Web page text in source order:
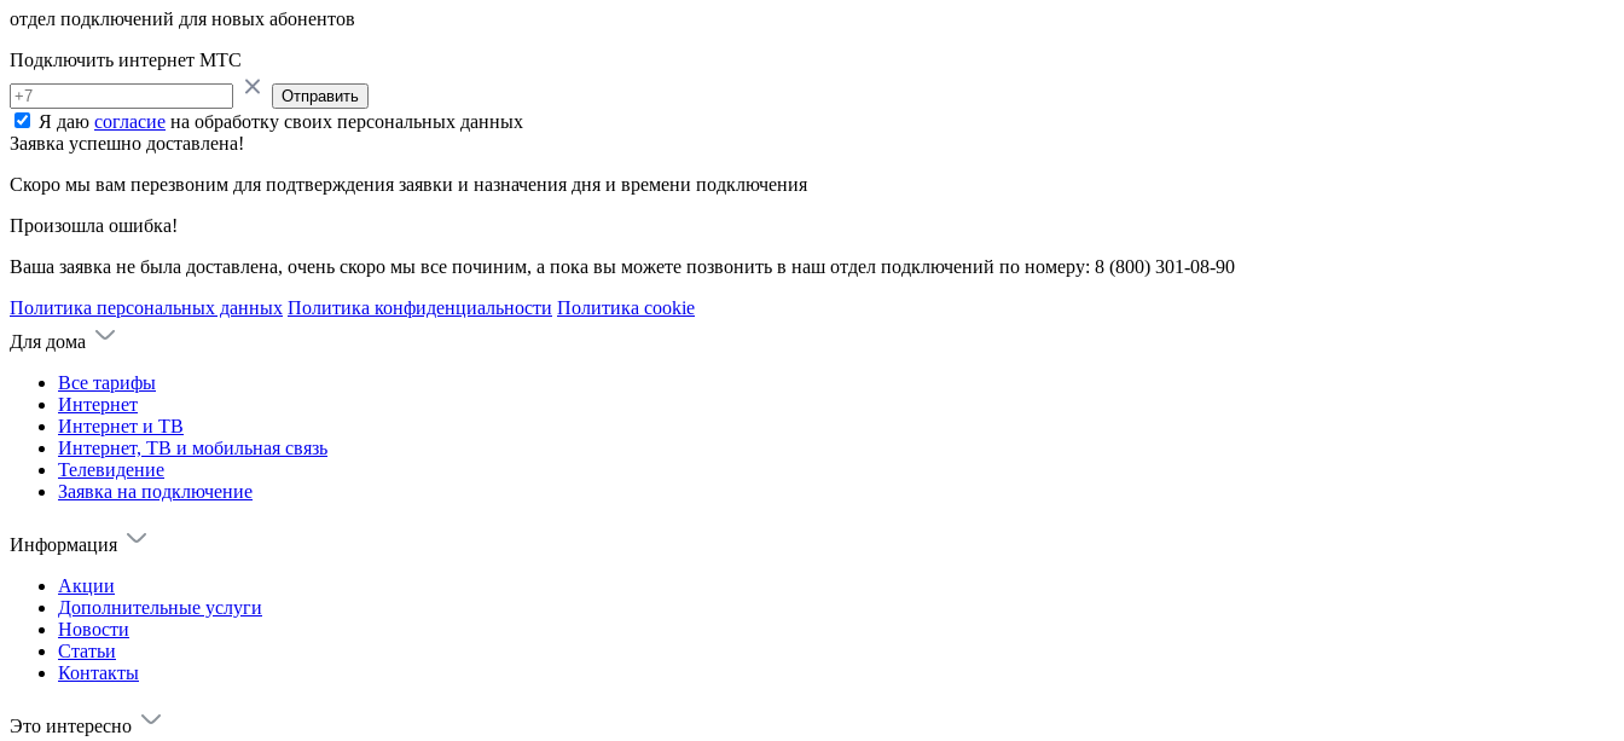
отдел подключений для новых абонентов
Подключить интернет МТС
Отправить
Я даю согласие на обработку своих персональных данных
Заявка успешно доставлена!
Скоро мы вам перезвоним для подтверждения заявки и назначения дня и времени подключения
Произошла ошибка!
Ваша заявка не была доставлена, очень скоро мы все починим, а пока вы можете позвонить в наш отдел подключений по номеру: 8 (800) 301-08-90
Политика персональных данных Политика конфиденциальности Политика cookie
Для дома
Все тарифы
Интернет
Интернет и ТВ
Интернет, ТВ и мобильная связь
Телевидение
Заявка на подключение
Информация
Акции
Дополнительные услуги
Новости
Статьи
Контакты
Это интересно